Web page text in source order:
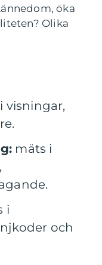
öka
Olika
visningar,
mäts i
i
och